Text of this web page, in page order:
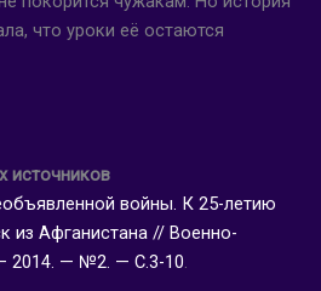
что уроки её остаются
источников
войны. К 25-летию
из Афганистана // Военно-
2014. — №2. — С.3-10.